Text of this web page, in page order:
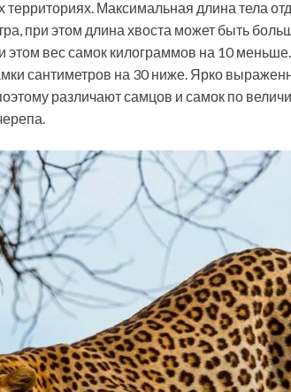
Максимальная длина тела
при этом длина хвоста может быть
этом вес самок килограммов на 10
сантиметров на 30 ниже. Ярко
различают самцов и самок по